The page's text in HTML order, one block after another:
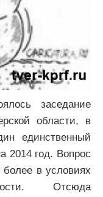
заседание
области, в
единственный
2014 год. Вопрос
в условиях
Отсюда